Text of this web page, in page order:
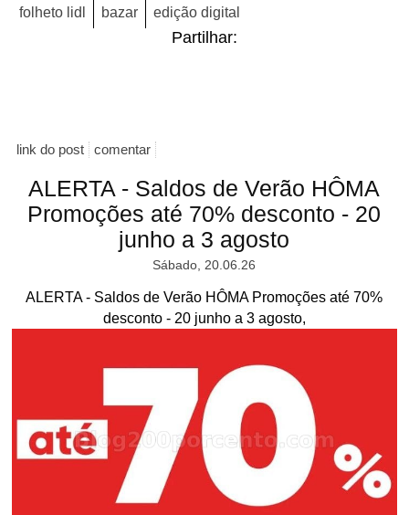
folheto lidl bazar edição digital
Partilhar:
link do post comentar
ALERTA - Saldos de Verão HÔMA
Promoções até 70% desconto - 20
junho a 3 agosto
Sábado, 20.06.26
ALERTA - Saldos de Verão HÔMA Promoções até 70%
desconto - 20 junho a 3 agosto,